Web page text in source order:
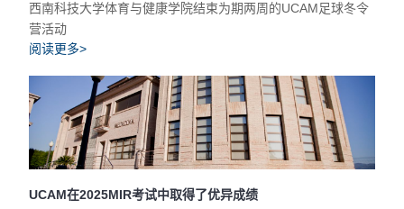
西南科技大学体育与健康学院结束为期两周的UCAM足球冬令
营活动
阅读更多>
UCAM在2025MIR考试中取得了优异成绩